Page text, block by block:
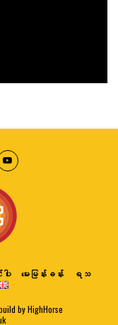
ါး မေးမြန်းခန်း
ရသ
by HighHorse